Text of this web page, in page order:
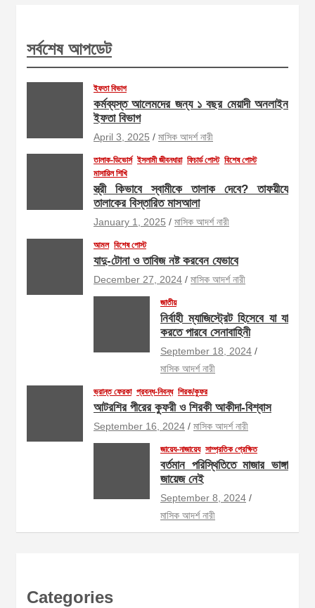
সর্বশেষ আপডেট
ইফতা বিভাগ
কর্মব্যস্ত আলেমদের জন্য ১ বছর মেয়াদী অনলাইন
ইফতা বিভাগ
April 3, 2025 মাসিক আদর্শ নারী
তালাক-ডিভোর্স ইসলামী জীবনধারা ফিচার্ড পোস্ট বিশেষ পোস্ট
মাসায়িল শিখি
স্ত্রী কিভাবে স্বামীকে তালাক দেবে? তাফয়ীযে
তালাকের বিস্তারিত মাসআলা
January 1, 2025 মাসিক আদর্শ নারী
আমল বিশেষ পোস্ট
যাদু-টোনা ও তাবিজ নষ্ট করবেন যেভাবে
December 27, 2024 মাসিক আদর্শ নারী
জাতীয়
নির্বাহী ম্যাজিস্ট্রেট হিসেবে যা যা
করতে পারবে সেনাবাহিনী
September 18, 2024
মাসিক আদর্শ নারী
ভ্রান্ত ফেরকা প্রবন্ধ-নিবন্ধ শিরক/কুফর
আটরশির পীরের কুফরী ও শিরকী আকীদা-বিশ্বাস
September 16, 2024 মাসিক আদর্শ নারী
জায়েয-নাজায়েয সাম্প্রতিক প্রেক্ষিত
বর্তমান পরিস্থিতিতে মাজার ভাঙ্গা
জায়েজ নেই
September 8, 2024
মাসিক আদর্শ নারী
Categories